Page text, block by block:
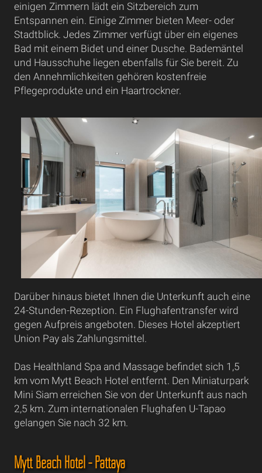
einigen Zimmern lädt ein Sitzbereich zum
Entspannen ein. Einige Zimmer bieten Meer- oder
Stadtblick. Jedes Zimmer verfügt über ein eigenes
Bad mit einem Bidet und einer Dusche. Bademäntel
und Hausschuhe liegen ebenfalls für Sie bereit. Zu
den Annehmlichkeiten gehören kostenfreie
Pflegeprodukte und ein Haartrockner.
Darüber hinaus bietet Ihnen die Unterkunft auch eine
24-Stunden-Rezeption. Ein Flughafentransfer wird
gegen Aufpreis angeboten. Dieses Hotel akzeptiert
Union Pay als Zahlungsmittel.
Das Healthland Spa and Massage befindet sich 1,5
km vom Mytt Beach Hotel entfernt. Den Miniaturpark
Mini Siam erreichen Sie von der Unterkunft aus nach
2,5 km. Zum internationalen Flughafen U-Tapao
gelangen Sie nach 32 km.
Mytt Beach Hotel - Pattaya